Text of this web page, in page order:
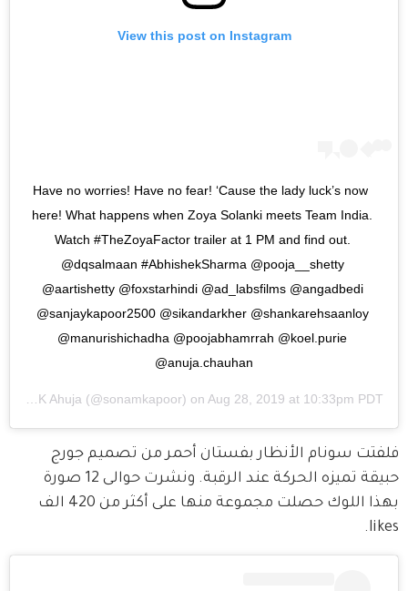
View this post on Instagram
Have no worries! Have no fear! ‘Cause the lady luck’s now
here! What happens when Zoya Solanki meets Team India.
Watch #TheZoyaFactor trailer at 1 PM and find out.
@dqsalmaan #AbhishekSharma @pooja__shetty
@aartishetty @foxstarhindi @ad_labsfilms @angadbedi
@sanjaykapoor2500 @sikandarkher @shankarehsaanloy
@manurishichadha @poojabhamrrah @koel.purie
@anuja.chauhan
Sonam K Ahuja (@sonamkapoor) on Aug 28, 2019 at 10:33pm PDT
فلفتت سونام الأنظار بفستان أحمر من تصميم جورج
حبيقة تميزه الحركة عند الرقبة. ونشرت حوالى 12 صورة
بهذا اللوك حصلت مجموعة منها على أكثر من 420 الف
likes.